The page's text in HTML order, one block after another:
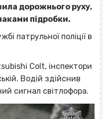
дорожнього руху,
підробки.
патрульної поліції в
Colt, інспектори
Водій здійснив
сигнал світлофора.